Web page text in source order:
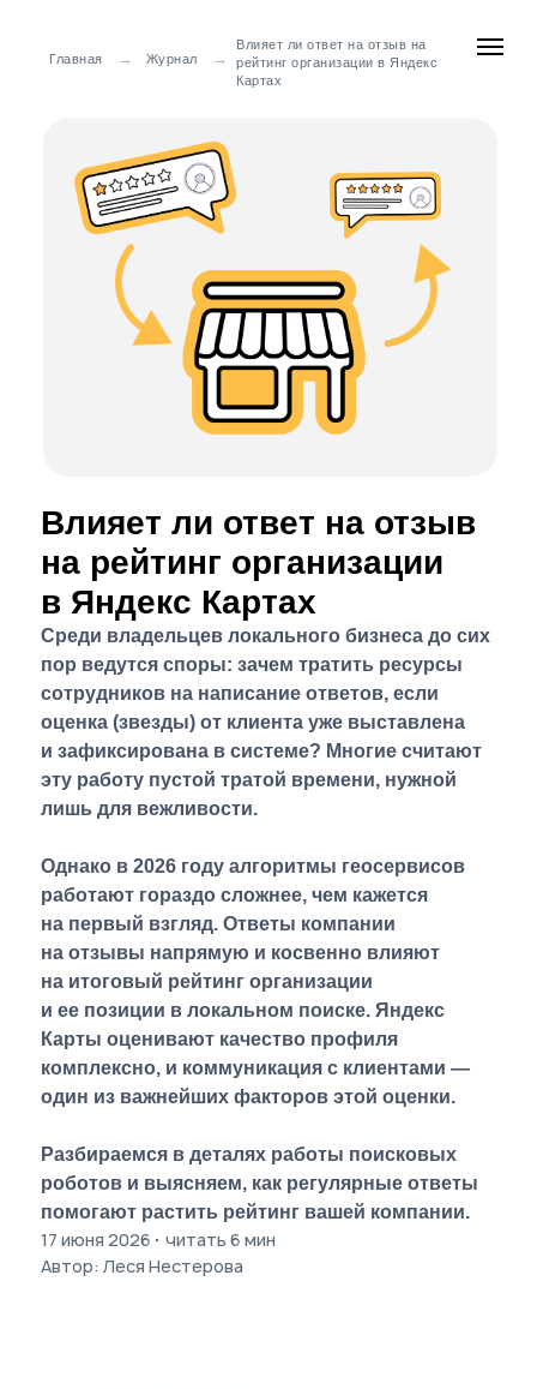
Журнал
Главная →
Влияет ли ответ на отзыв на
рейтинг организации в Яндекс
Картах
→
Влияет ли ответ на отзыв
на рейтинг организации
в Яндекс Картах
Среди владельцев локального бизнеса до сих
пор ведутся споры: зачем тратить ресурсы
сотрудников на написание ответов, если
оценка (звезды) от клиента уже выставлена
и зафиксирована в системе? Многие считают
эту работу пустой тратой времени, нужной
лишь для вежливости.
Однако в 2026 году алгоритмы геосервисов
работают гораздо сложнее, чем кажется
на первый взгляд. Ответы компании
на отзывы напрямую и косвенно влияют
на итоговый рейтинг организации
и ее позиции в локальном поиске. Яндекс
Карты оценивают качество профиля
комплексно, и коммуникация с клиентами —
один из важнейших факторов этой оценки.
Разбираемся в деталях работы поисковых
роботов и выясняем, как регулярные ответы
помогают растить рейтинг вашей компании.
17 июня 2026 · читать 6 мин
Автор: Леся Нестерова